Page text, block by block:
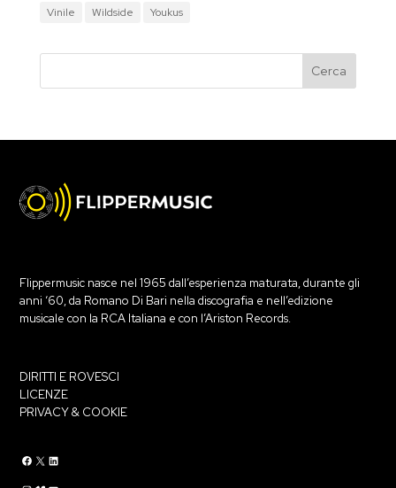
Vinile
Wildside Youkus
Flippermusic nasce nel 1965 dall’esperienza maturata, durante gli
anni ‘60, da Romano Di Bari nella discografia e nell’edizione
musicale con la RCA Italiana e con l’Ariston Records.
DIRITTI E ROVESCI
LICENZE
PRIVACY & COOKIE
Flippermusic Facebook Flippermusic Twitter
Flippermusic Linkedin